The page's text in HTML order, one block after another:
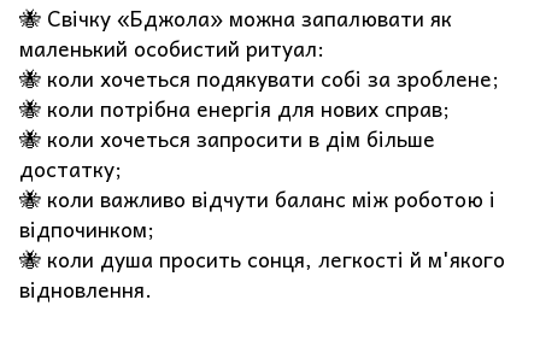
🐝 Свічку «Бджола» можна запалювати як
маленький особистий ритуал:
🐝 коли хочеться подякувати собі за зроблене;
🐝 коли потрібна енергія для нових справ;
🐝 коли хочеться запросити в дім більше
достатку;
🐝 коли важливо відчути баланс між роботою і
відпочинком;
🐝 коли душа просить сонця, легкості й м'якого
відновлення.